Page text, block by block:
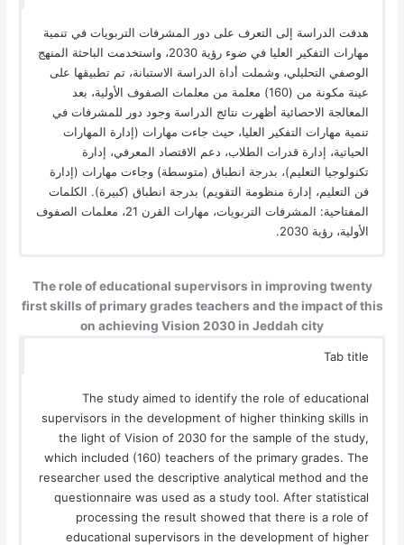
هدفت الدراسة إلى التعرف على دور المشرفات التربويات في تنمية
مهارات التفكير العليا في ضوء رؤية 2030، واستخدمت الباحثة المنهج
الوصفي التحليلي، وشملت أداة الدراسة الاستبانة، تم تطبيقها على
عينة مكونة من (160) معلمة من معلمات الصفوف الأولية، بعد
المعالجة الاحصائية أظهرت نتائج الدراسة وجود دور للمشرفات في
تنمية مهارات التفكير العليا، حيث جاءت مهارات (إدارة المهارات
الحياتية، إدارة قدرات الطلاب، دعم الاقتصاد المعرفي، إدارة
تكنولوجيا التعليم)، بدرجة انطباق (متوسطة) وجاءت مهارات (إدارة
فن التعليم، إدارة منظومة التقويم) بدرجة انطباق (كبيرة). الكلمات
المفتاحية: المشرفات التربويات، مهارات القرن 21، معلمات الصفوف
الأولية، رؤية 2030.
The role of educational supervisors in improving twenty
first skills of primary grades teachers and the impact of this
on achieving Vision 2030 in Jeddah city
Tab title
The study aimed to identify the role of educational
supervisors in the development of higher thinking skills in
the light of Vision of 2030 for the sample of the study,
which included (160) teachers of the primary grades. The
researcher used the descriptive analytical method and the
questionnaire was used as a study tool. After statistical
processing the result showed that there is a role of
educational supervisors in the development of higher